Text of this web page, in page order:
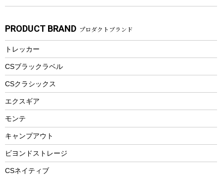
マグカップ、カップ
ステンレスボトル
フードボトル
トレー
ランチョンマット
ランチボックス
その他アウトドア雑貨
スプレー関係
ツール、他
ヘルメット
エアーポンプ
アクセサリー
自転車ウェア
ラッシュガード
パラソル
フローティングベスト
ヘルメット
エアーポンプ
ビーチテント
ウィンター
スノーシュー
防寒ウェア
湯たんぽ
防災用品
PRODUCT BRAND プロダクトブランド
トレッカー
CSブラックラベル
CSクラシックス
エクスギア
モンテ
キャンプアウト
ビヨンドストレージ
CSネイティブ